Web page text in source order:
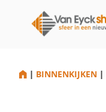
HOME
| BINNENKIJKEN |